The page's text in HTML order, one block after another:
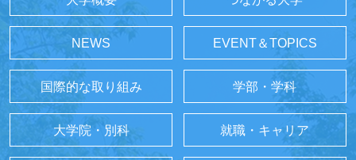
NEWS EVENT＆TOPICS
国際的な取り組み 学部・学科
大学院・別科 就職・キャリア